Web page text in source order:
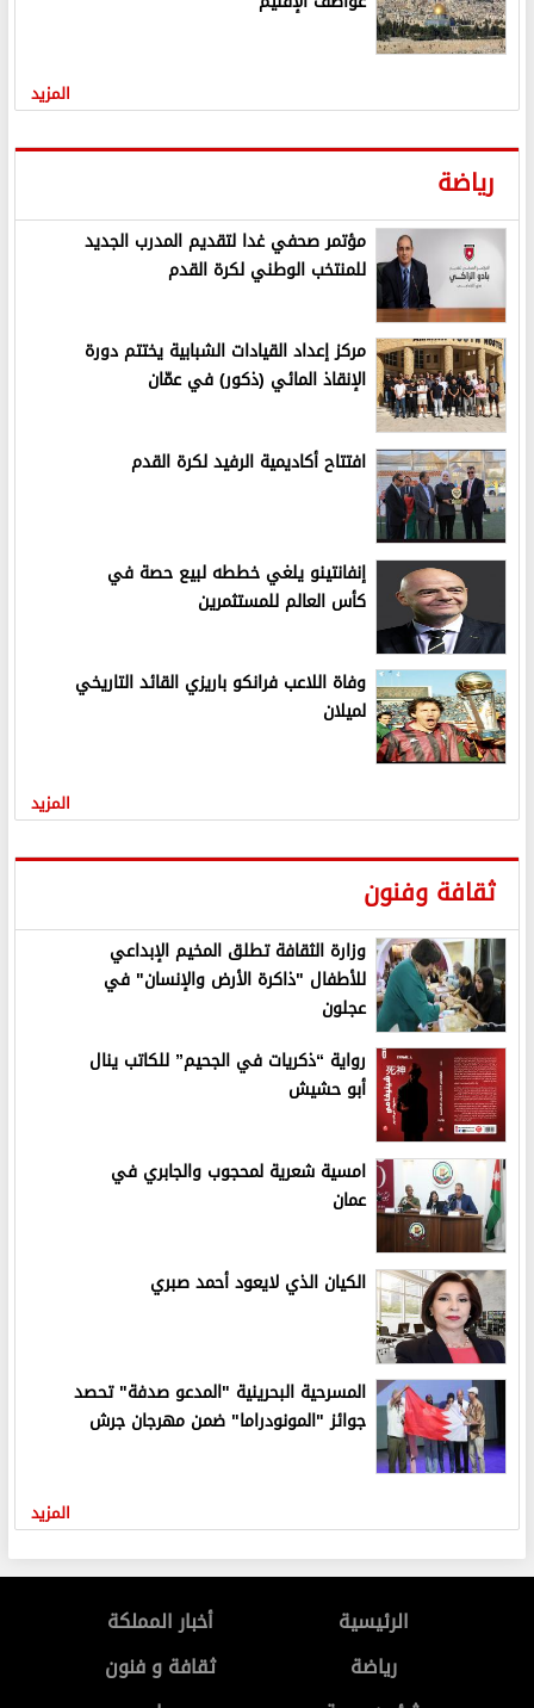
المزيد
رياضة
مؤتمر صحفي غدا لتقديم المدرب الجديد
للمنتخب الوطني لكرة القدم
مركز إعداد القيادات الشبابية يختتم دورة
الإنقاذ المائي (ذكور) في عمّان
افتتاح أكاديمية الرفيد لكرة القدم
إنفانتينو يلغي خططه لبيع حصة في
كأس العالم للمستثمرين
وفاة اللاعب فرانكو باريزي القائد التاريخي
لميلان
المزيد
ثقافة وفنون
وزارة الثقافة تطلق المخيم الإبداعي
للأطفال "ذاكرة الأرض والإنسان" في
عجلون
رواية “ذكريات في الجحيم” للكاتب ينال
أبو حشيش
امسية شعرية لمحجوب والجابري في
عمان
الكيان الذي لايعود أحمد صبري
المسرحية البحرينية "المدعو صدفة" تحصد
جوائز "المونودراما" ضمن مهرجان جرش
المزيد
الرئيسية
أخبار المملكة
رياضة
ثقافة و فنون